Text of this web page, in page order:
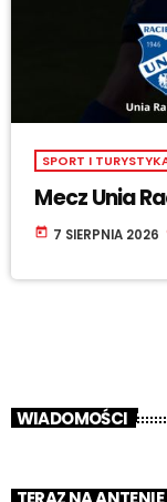
SPORT I
Mecz Unia
today 7 SIERPNIA 2026
WIADOMOŚCI